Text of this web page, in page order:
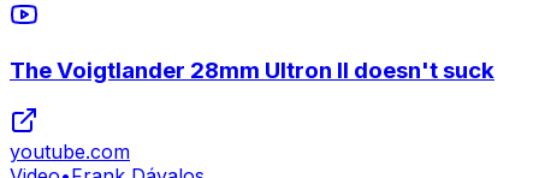
The Voigtlander 28mm Ultron II doesn't suck
youtube.com